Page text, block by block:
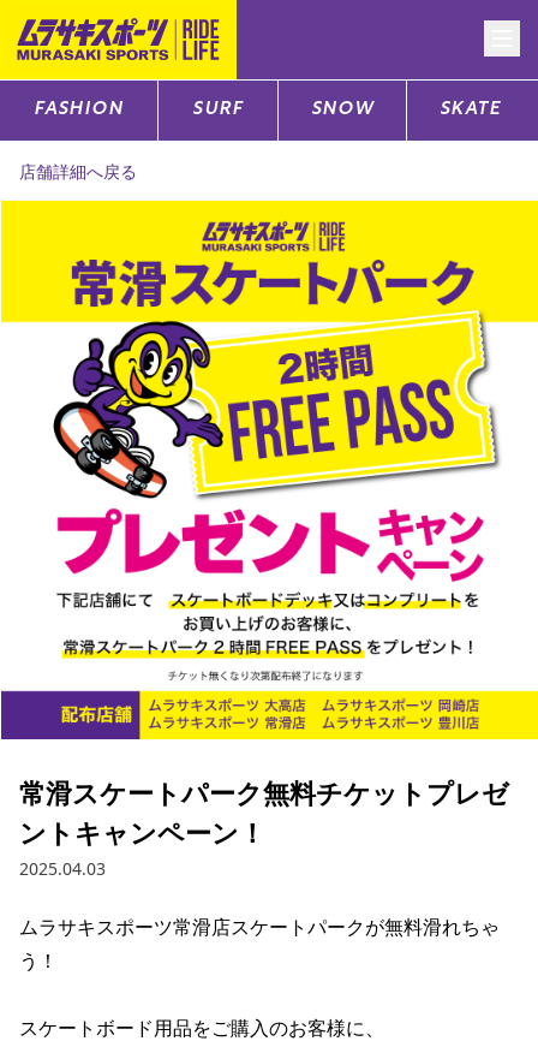
CATEGORY
サーフTOP
スノーTOP
スケートTOP
CONTENTS
ブランド一覧
特集一覧
スタッフスナップ
SUPPORT
ご利用ガイド
会員ランク
店頭受取サービス
ギフトラッピング
アフターサポート
下取り保証について
よくある質問
店舗一覧
ニュース
FASHION SURF SNOW SKATE
店舗詳細へ戻る
常滑スケートパーク無料チケットプレゼ
ントキャンペーン！
2025.04.03
ムラサキスポーツ常滑店スケートパークが無料滑れちゃ
う！
スケートボード用品をご購入のお客様に、